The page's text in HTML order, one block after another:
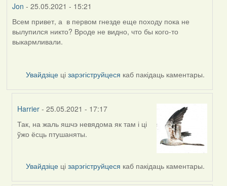
Jon - 25.05.2021 - 15:21
Всем привет, а в первом гнезде еще походу пока не
вылупился никто? Вроде не видно, что бы кого-то
выкармливали.
Увайдзіце цізарэгіструйцеся каб пакідаць каментары.
Harrier - 25.05.2021 - 17:17
In
reply
Jon
Так, на жаль яшчэ невядома як там і ці
ўжо ёсць птушаняты.
Увайдзіце цізарэгіструйцеся каб пакідаць каментары.